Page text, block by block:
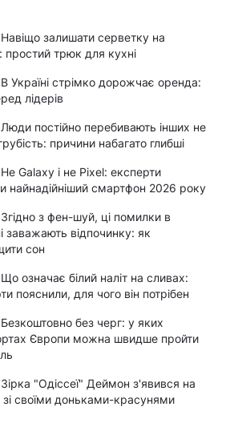
Навіщо залишати серветку на
простий трюк для кухні
В Україні стрімко дорожчає оренда:
лідерів
Люди постійно перебивають інших не
причини набагато глибші
Не Galaxy і не Pixel: експерти
найнадійніший смартфон 2026 року
Згідно з фен-шуй, ці помилки в
заважають відпочинку: як
сон
Що означає білий наліт на сливах:
пояснили, для чого він потрібен
Безкоштовно без черг: у яких
Європи можна швидше пройти
Зірка "Одіссеї" Деймон з'явився на
зі своїми доньками-красунями